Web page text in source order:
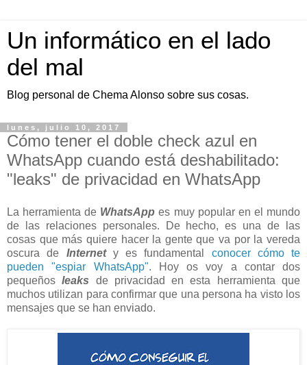
Un informático en el lado
del mal
Blog personal de Chema Alonso sobre sus cosas.
lunes, julio 10, 2017
Cómo tener el doble check azul en
WhatsApp cuando está deshabilitado:
"leaks" de privacidad en WhatsApp
La herramienta de WhatsApp es muy popular en el mundo
de las relaciones personales. De hecho, es una de las
cosas que más quiere hacer la gente que va por la vereda
oscura de Internety es fundamental conocer cómo te
pueden "espiar WhatsApp". Hoy os voy a contar dos
pequeñosleaks de privacidad en esta herramienta que
muchos utilizan para confirmar que una persona ha visto los
mensajes que se han enviado.